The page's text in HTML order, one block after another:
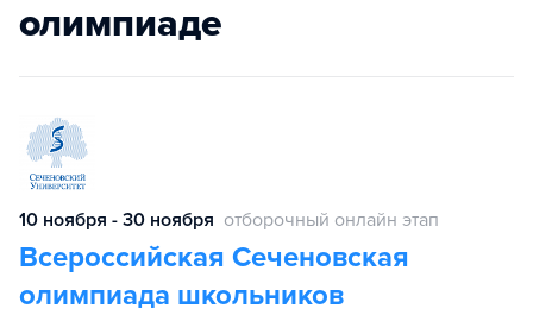
олимпиаде
10 ноября - 30 ноября отборочный онлайн этап
Всероссийская Сеченовская
олимпиада школьников